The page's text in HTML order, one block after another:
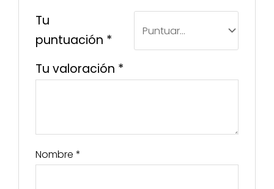
Tu
puntuación *
Tu valoración *
Nombre *